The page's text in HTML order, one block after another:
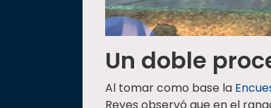
Un doble
Al tomar como base la
Reyes observó que en el